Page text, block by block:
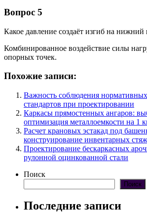
Вопрос 5
Какое давление создаёт изгиб на нижний
Комбинированное воздействие силы
опорных точек.
Похожие записи:
Важность соблюдения
стандартов при проектировании
Каркасы прямостенных ангаров:
оптимизация металлоемкости на 1
Расчет крановых эстакад под
конструирование инвентарных
Проектирование бескаркасных
рулонной оцинкованной стали
Поиск
Поиск
Последние записи